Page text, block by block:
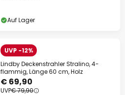
Auf Lager
UVP -12%
Lindby Deckenstrahler Stralino, 4-
flammig, Länge 60 cm, Holz
€ 69,90
UVP€ 79,90